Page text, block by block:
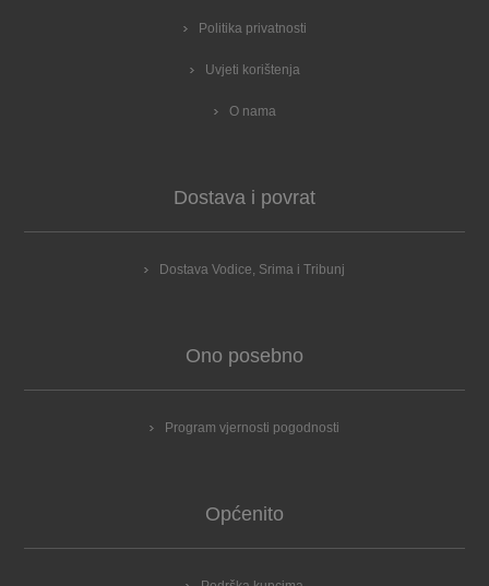
Politika privatnosti
Uvjeti korištenja
O nama
Dostava i povrat
Dostava Vodice, Srima i Tribunj
Ono posebno
Program vjernosti pogodnosti
Općenito